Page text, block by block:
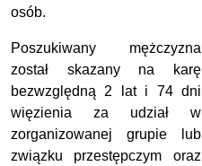
osób.
Poszukiwany mężczyzna
został skazany na karę
bezwzględną 2 lat i 74 dni
więzienia za udział w
zorganizowanej grupie lub
związku przestępczym oraz